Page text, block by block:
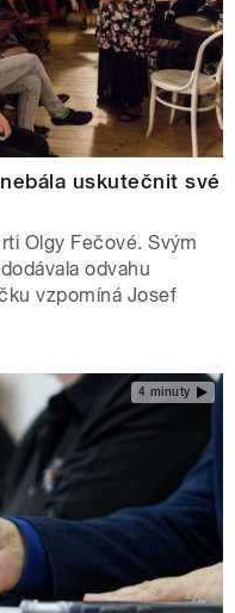
uskutečnit své
Olgy Fečové. Svým
odvahu
vzpomíná Josef
4 minuty